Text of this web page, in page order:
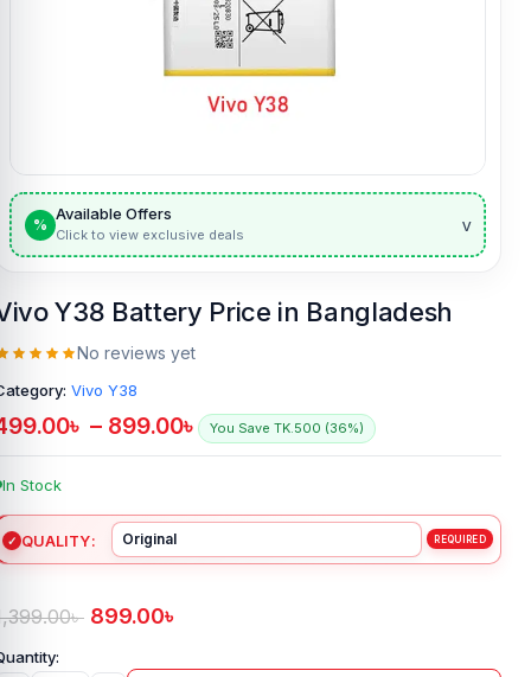
%
Available Offers
Click to view exclusive deals v
Y38 Battery Price in Bangladesh
No reviews yet
Vivo Y38
৳ – 899.00৳ You Save TK.500 (36%)
In Stock
QUALITY
৳ 899.00৳